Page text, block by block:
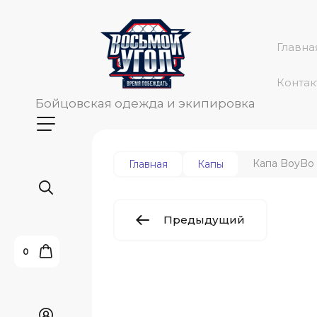
0
Бойцовская одежда и экипировка
Главная Капы Капа
Предыдущий